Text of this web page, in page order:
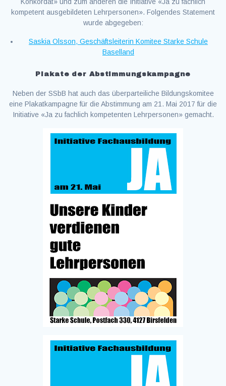
kompetent ausgebildeten Lehrpersonen». Folgendes Statement
wurde abgegeben:
Saskia Olsson, Geschäftsleiterin Komitee Starke Schule
Baselland
Plakate der Abstimmungskampagne
Neben der SSbB hat auch das überparteiliche Bildungskomitee
eine Plakatkampagne für die Abstimmung am 21. Mai 2017 für die
Initiative «Ja zu fachlich kompetenten Lehrpersonen» gemacht.